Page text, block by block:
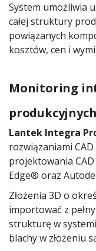
System umożliwia
całej struktury
powiązanych
kosztów, cen i
Monitoring
produkcyjnych
Lantek Integra
rozwiązaniami
projektowania
Edge® oraz
Złożenia 3D o
importować z
strukturę w
blachy w złożeniu